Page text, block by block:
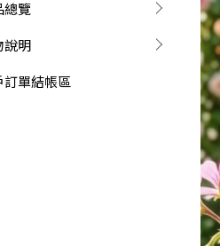
總覽
說明
訂單結帳區